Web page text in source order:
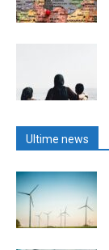
Ultime news